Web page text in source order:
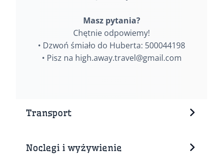
Masz pytania?
Chętnie odpowiemy!
• Dzwoń śmiało do Huberta: 500044198
• Pisz na high.away.travel@gmail.com
Transport
Noclegi i wyżywienie